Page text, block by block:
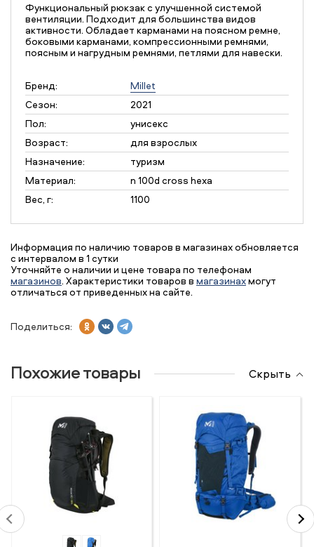
Функциональный рюкзак с улучшенной системой
вентиляции. Подходит для большинства видов
активности. Обладает карманами на поясном ремне,
боковыми карманами, компрессионными ремнями,
поясным и нагрудным ремнями, петлями для навески.
Бренд:
Millet
Сезон:
2021
Пол:
унисекс
Возраст:
для взрослых
Назначение:
туризм
Материал:
n 100d cross hexa
Вес, г:
1100
Информация по наличию товаров в магазинах обновляется
с интервалом в 1 сутки
Уточняйте о наличии и цене товара по телефонам
магазинов. Характеристики товаров в магазинахмогут
отличаться от приведенных на сайте.
Поделиться:
Похожие товары Скрыть